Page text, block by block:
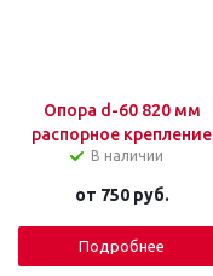
Опора d-60 820 мм
распорное крепление
В наличии
от 750 руб.
Подробнее